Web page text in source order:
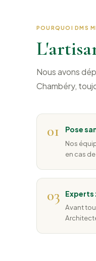
POURQUOI DMS
Nous avons
Chambéry,
01
Pose
Nos
en cas
03
Experts
Avant